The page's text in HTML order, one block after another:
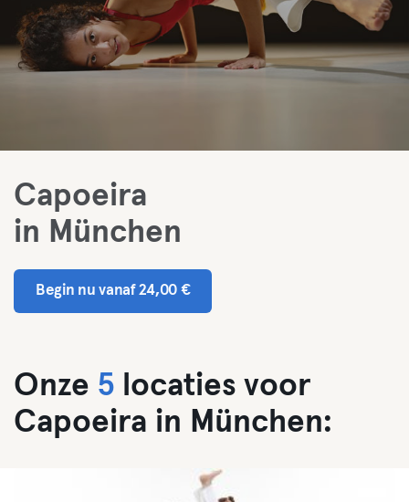
Capoeira
in München
Begin nu vanaf 24,00 €
Onze 5 locaties voor
Capoeira in München: